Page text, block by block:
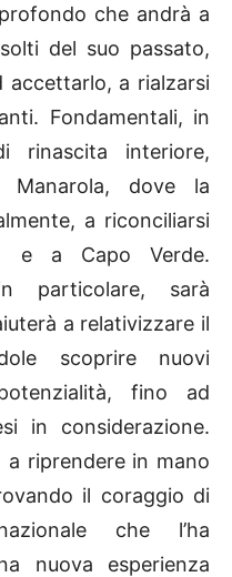
che andrà a
del suo passato,
accettarlo, a rialzarsi
Fondamentali, in
rinascita interiore,
dove la
a riconciliarsi
e a Capo Verde.
particolare, sarà
a relativizzare il
scoprire nuovi
fino ad
in considerazione.
a riprendere in mano
il coraggio di
che l’ha
nuova esperienza